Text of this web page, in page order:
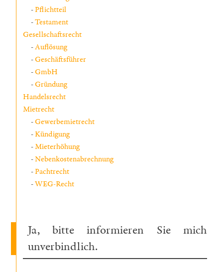
Pflichtteil
Testament
Gesellschaftsrecht
Auflösung
Geschäftsführer
GmbH
Gründung
Handelsrecht
Mietrecht
Gewerbemietrecht
Kündigung
Mieterhöhung
Nebenkostenabrechnung
Pachtrecht
WEG-Recht
Ja, bitte informieren Sie mich
unverbindlich.